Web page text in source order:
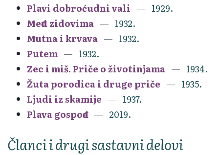
Plavi dobroćudni vali
1929.
Među zidovima
1932.
Mutna i krvava
1932.
Putem
1932.
Zec i miš. Priče o životinjama
1934.
Žuta porodica i druge priče
1935.
Ljudi iz skamije
1937.
Plava gospođa
2019.
Članci i drugi sastavni delovi